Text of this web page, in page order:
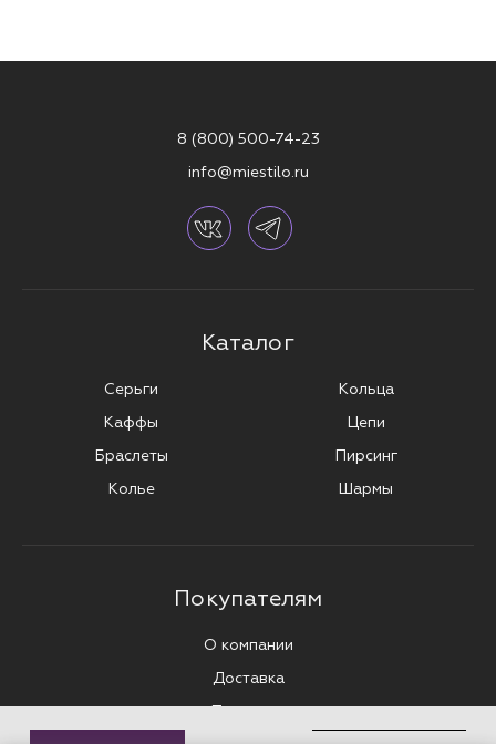
8 (800) 500-74-23
info@miestilo.ru
Каталог
Серьги
Каффы
Браслеты
Колье
Кольца
Цепи
Пирсинг
Шармы
Покупателям
О компании
Доставка
Полезное